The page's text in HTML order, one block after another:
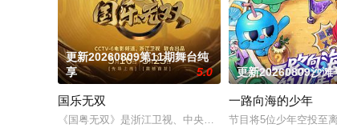
更新20260809第11期舞台纯
享
5.0
国乐无双
《国粤无双》是浙江卫视、中央宣传部电影卫星频道联合推
更新20260809沙滩
一路向海的少年
节目将5位少年空投至